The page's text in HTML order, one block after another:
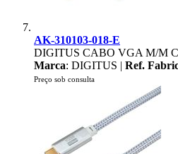
AK-310103-018-E
DIGITUS CABO VGA M/M
Marca: DIGITUS | Ref.
Preço sob consulta